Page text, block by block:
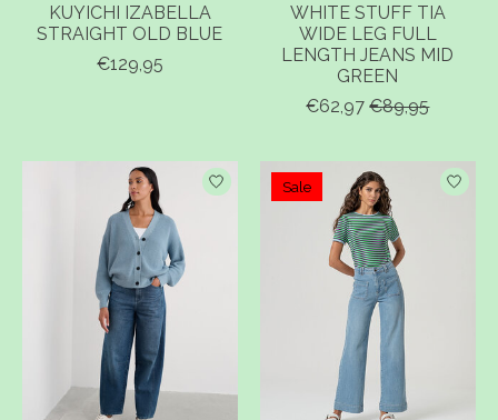
KUYICHI IZABELLA
STRAIGHT OLD BLUE
€129,95
WHITE STUFF TIA
WIDE LEG FULL
LENGTH JEANS MID
GREEN
€62,97 €89,95
Sale